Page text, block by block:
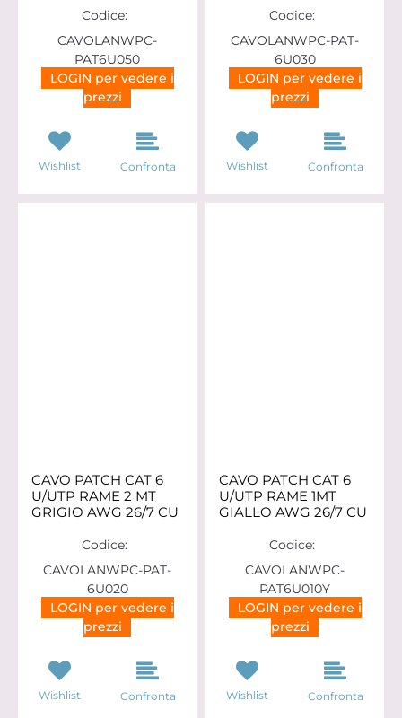
Codice:
CAVOLANWPC-
PAT6U050
LOGIN per vedere i
prezzi
Wishlist Confronta
Codice:
CAVOLANWPC-PAT-
6U030
LOGIN per vedere i
prezzi
Wishlist Confronta
CAVO PATCH CAT 6
U/UTP RAME 2 MT
GRIGIO AWG 26/7 CU
Codice:
CAVOLANWPC-PAT-
6U020
LOGIN per vedere i
prezzi
Wishlist Confronta
CAVO PATCH CAT 6
U/UTP RAME 1MT
GIALLO AWG 26/7 CU
Codice:
CAVOLANWPC-
PAT6U010Y
LOGIN per vedere i
prezzi
Wishlist Confronta